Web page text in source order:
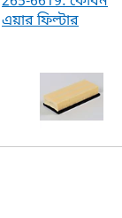
এয়ার ফিল্টার